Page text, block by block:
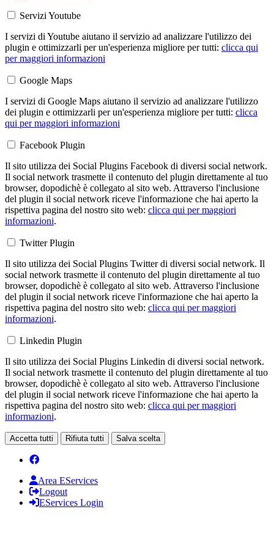
Servizi Youtube
I servizi di Youtube aiutano il servizio ad analizzare l'utilizzo dei
plugin e ottimizzarli per un'esperienza migliore per tutti: clicca qui
per maggiori informazioni
Google Maps
I servizi di Google Maps aiutano il servizio ad analizzare l'utilizzo
dei plugin e ottimizzarli per un'esperienza migliore per tutti: clicca
qui per maggiori informazioni
Facebook Plugin
Il sito utilizza dei Social Plugins Facebook di diversi social network.
Il social network trasmette il contenuto del plugin direttamente al tuo
browser, dopodichè è collegato al sito web. Attraverso l'inclusione
del plugin il social network riceve l'informazione che hai aperto la
rispettiva pagina del nostro sito web: clicca qui per maggiori
informazioni.
Twitter Plugin
Il sito utilizza dei Social Plugins Twitter di diversi social network. Il
social network trasmette il contenuto del plugin direttamente al tuo
browser, dopodichè è collegato al sito web. Attraverso l'inclusione
del plugin il social network riceve l'informazione che hai aperto la
rispettiva pagina del nostro sito web: clicca qui per maggiori
informazioni.
Linkedin Plugin
Il sito utilizza dei Social Plugins Linkedin di diversi social network.
Il social network trasmette il contenuto del plugin direttamente al tuo
browser, dopodichè è collegato al sito web. Attraverso l'inclusione
del plugin il social network riceve l'informazione che hai aperto la
rispettiva pagina del nostro sito web: clicca qui per maggiori
informazioni.
Accetta tutti Rifiuta tutti Salva scelta
Area EServices
Logout
EServices Login